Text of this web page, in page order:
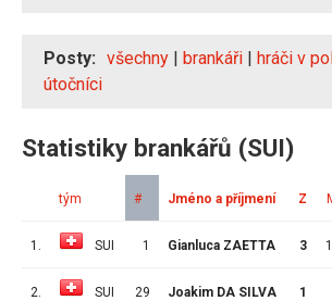
Posty: všechny | brankáři | hráči v
útočníci
Statistiky brankářů (SUI)
tým # Jméno a příjmení Z
1. SUI 1 Gianluca ZAETTA 3
2. SUI 29 Joakim DA SILVA 1